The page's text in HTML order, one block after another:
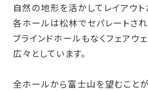
自然の地形を活かしてレイアウト
各ホールは松林でセパレートされ
ブラインドホールもなくフェアウ
広々としています。
全ホールから富士山を望むこと